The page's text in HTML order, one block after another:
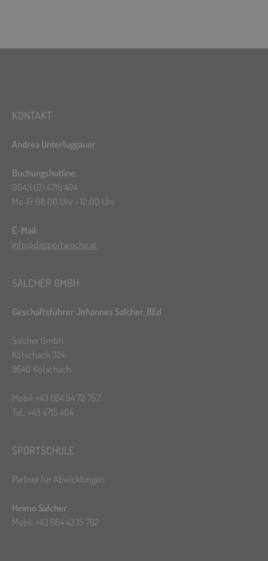
KONTAKT
Andrea Unterluggauer
Buchungshotline:
0043 (0) 4715 404
Mo-Fr 08:00 Uhr - 12:00 Uhr
E-Mail:
info@diesportwoche.at
SALCHER GMBH
Geschäftsführer Johannes Salcher, BEd
Salcher GmbH
Kötschach 324
9640 Kötschach
Mobil: +43 664 54 72 757
Tel.: +43 4715 404
SPORTSCHULE
Partner für Abwicklungen
Heimo Salcher
Mobil: +43 664 43 15 762